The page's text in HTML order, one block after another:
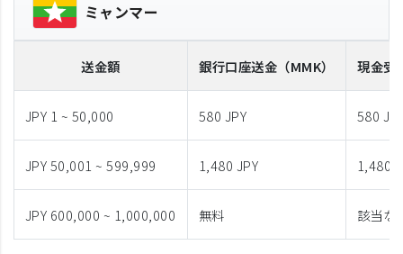
ミャンマー
送金額 銀行口座送金 （MMK） 現金受
JPY 1 ~ 50,000 580 JPY 580
JPY 50,001 ~ 599,999 1,480 JPY 1,480
JPY 600,000 ~ 1,000,000 無料 該当な